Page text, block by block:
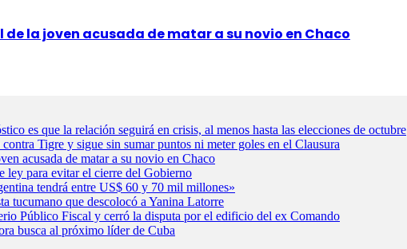
la joven acusada de matar a su novio en Chaco
es que la relación seguirá en crisis, al menos hasta las elecciones de octubre
Tigre y sigue sin sumar puntos ni meter goles en el Clausura
acusada de matar a su novio en Chaco
ley para evitar el cierre del Gobierno
tendrá entre US$ 60 y 70 mil millones»
tucumano que descolocó a Yanina Latorre
Público Fiscal y cerró la disputa por el edificio del ex Comando
busca al próximo líder de Cuba